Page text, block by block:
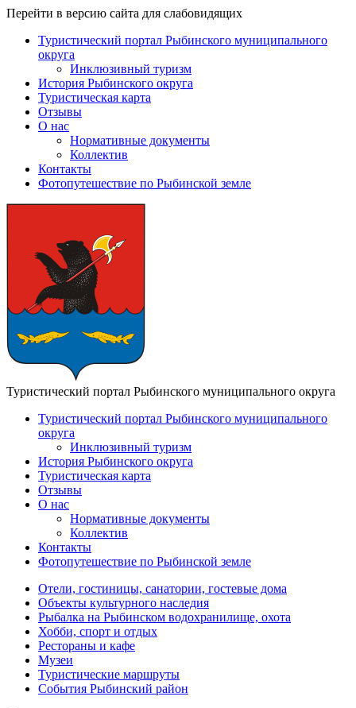
Перейти в версию сайта для слабовидящих
Туристический портал Рыбинского муниципального
округа
Инклюзивный туризм
История Рыбинского округа
Туристическая карта
Отзывы
О нас
Нормативные документы
Коллектив
Контакты
Фотопутешествие по Рыбинской земле
Туристический портал Рыбинского муниципального округа
Туристический портал Рыбинского муниципального
округа
Инклюзивный туризм
История Рыбинского округа
Туристическая карта
Отзывы
О нас
Нормативные документы
Коллектив
Контакты
Фотопутешествие по Рыбинской земле
Отели, гостиницы, санатории, гостевые дома
Объекты культурного наследия
Рыбалка на Рыбинском водохранилище, охота
Хобби, спорт и отдых
Рестораны и кафе
Музеи
Туристические маршруты
События Рыбинский район